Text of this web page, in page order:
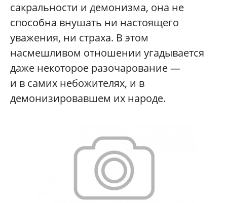
сакральности и демонизма, она не
способна внушать ни настоящего
уважения, ни страха. В этом
насмешливом отношении угадывается
даже некоторое разочарование —
и в самих небожителях, и в
демонизировавшем их народе.